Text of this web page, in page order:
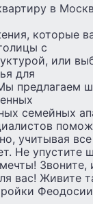
в
которые
с
или
для
предлагаем
семейных
учитывая
Не упустите
вас! Живите
Феодосии